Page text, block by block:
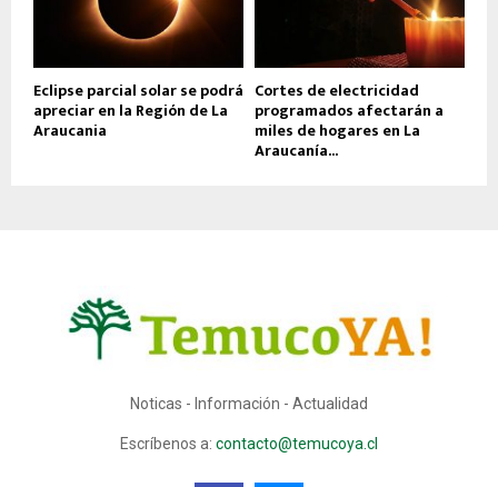
Eclipse parcial solar se podrá
apreciar en la Región de La
Araucania
Cortes de electricidad
programados afectarán a
miles de hogares en La
Araucanía...
Noticas - Información - Actualidad
Escríbenos a: contacto@temucoya.cl